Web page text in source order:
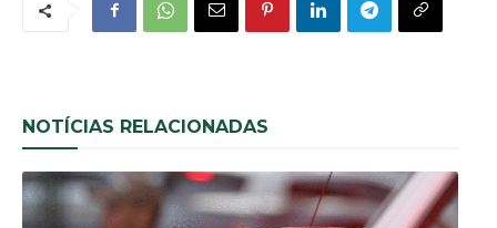
NOTÍCIAS RELACIONADAS